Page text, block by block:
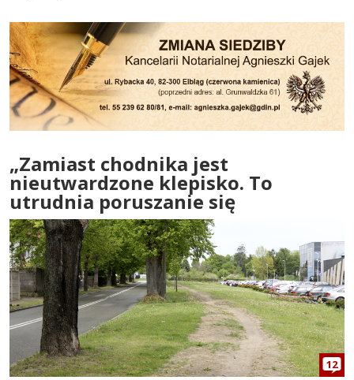
„Zamiast chodnika jest
nieutwardzone klepisko. To
utrudnia poruszanie się
12